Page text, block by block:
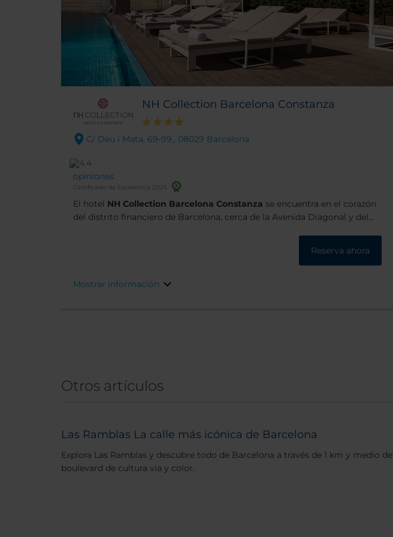
NH Collection Barcelona Constanza
C/ Deu i Mata, 69-99,. 08029 Barcelona
opiniones
Certificado de Excelencia 2025
El hotel NH Collection Barcelona Constanza se encuentra en el corazón
del distrito financiero de Barcelona, cerca de la Avenida Diagonal y del
Reserva ahora
Mostrar información
Otros artículos
Las Ramblas La calle más icónica de Barcelona
Explora Las Ramblas y descubre todo de Barcelona a través de 1 km y medio de
boulevard de cultura via y color.